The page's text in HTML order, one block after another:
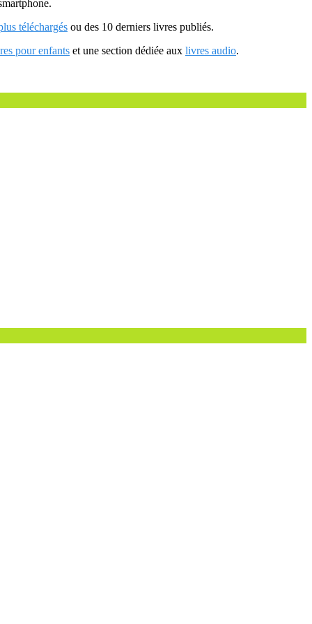
téléchargés ou des 10 derniers livres publiés.
pour enfants et une section dédiée aux livres audio.